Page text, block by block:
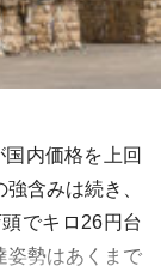
内価格を上回
含みは続き、
でキロ26円台
姿勢はあくまで